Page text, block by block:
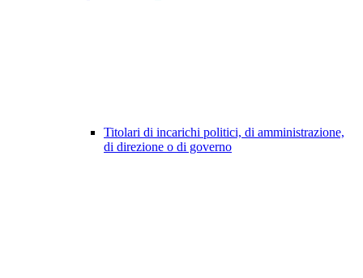
Titolari di incarichi politici, di amministrazione,
di direzione o di governo